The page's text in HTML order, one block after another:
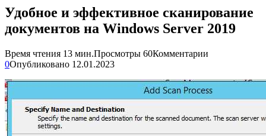
Удобное и эффективное сканирование
документов на Windows Server 2019
Время чтения 13 мин.Просмотры 60Комментарии
0Опубликовано 12.01.2023